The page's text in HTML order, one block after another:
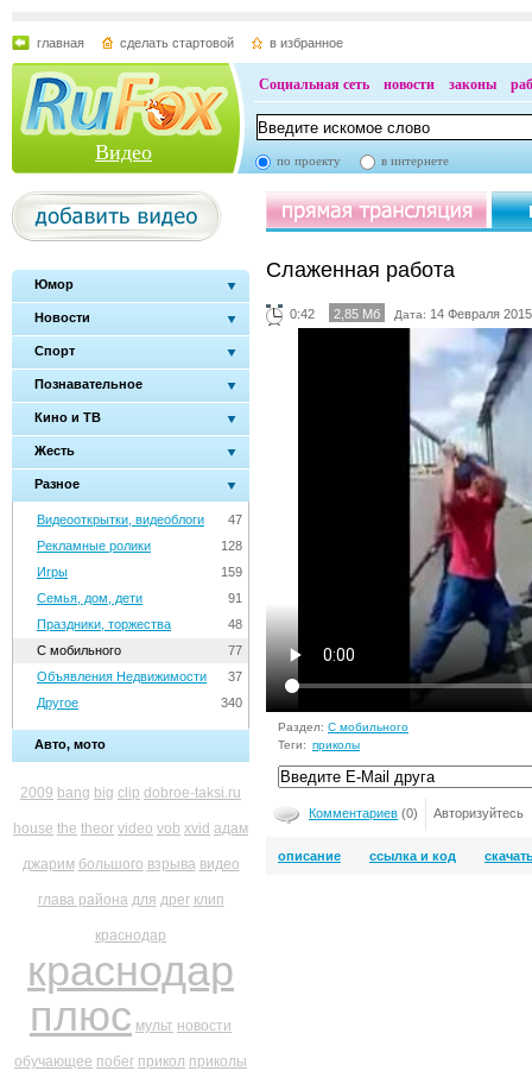
главная сделать стартовой в избранное
Видео
Социальная сеть новости законы
по проекту в интернете
Юмор
Новости
Спорт
Познавательное
Кино и ТВ
Жесть
Разное
47
Видеооткрытки, видеоблоги
128
Рекламные ролики
159
Игры
91
Семья, дом, дети
48
Праздники, торжества
77
С мобильного
37
Объявления Недвижимости
340
Другое
Авто, мото
2009 bang big clip dobroe-taksi.ru
house the theor video vob xvid адам
джарим большого взрыва видео
глава района для дрег клип
краснодар
краснодар
плюс мульт новости
обучающее побег прикол приколы
Слаженная работа
0:42 2,85 Мб Дата: 14 Февраля
Раздел: С мобильного
Теги: приколы
Комментариев (0) Авторизуйтесь
описание ссылка и код